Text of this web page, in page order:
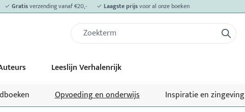
✓ Gratisverzending vanaf €20,- ✓ Laagste prijsvoor al onze boeken
Leeslijn Verhalenrijk
Opvoeding en onderwijs Inspiratie en zingeving